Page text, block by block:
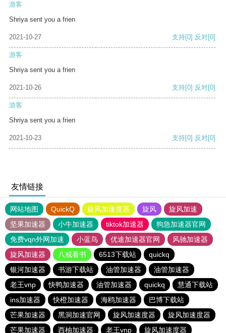
游客
Shriya sent you a frien
2021-10-27 支持[0] 反对[0]
游客
Shriya sent you a frien
2021-10-26 支持[0] 反对[0]
游客
Shriya sent you a frien
2021-10-23 支持[0] 反对[0]
友情链接
网站地图 QuickQ 旋风加速度器 旋风
旋风加速
坚果加速器
小牛加速器 tiktok加速器
狗急加速器官网
免费vqn外网加速
小蓝鸟 优途加速器官网
风驰加速器
旋风加速器
八戒看书 6513下载站
quickq
银河加速器
书游下载站 油管加速器
油管加速器
老王vnp
快鸭加速器 油管加速器 quickq
慧通下载站
ins加速器
快橙加速器 海鸥加速器
巴博下载站
芒果加速器
黑洞加速官网 旋风加速度器
旋风加速度器
芒果加速器
西柚加速器 老王vnp 旋风加速度器